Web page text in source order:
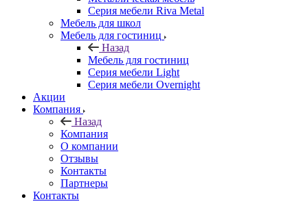
Серия мебели Riva Metal
Мебель для школ
Мебель для гостиниц
Назад
Мебель для гостиниц
Серия мебели Light
Серия мебели Overnight
Акции
Компания
Назад
Компания
О компании
Отзывы
Контакты
Партнеры
Контакты